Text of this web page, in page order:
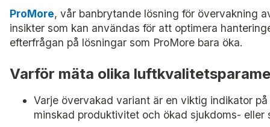
ProMore, vår banbrytande lösning för övervakning
insikter som kan användas för att optimera
efterfrågan på lösningar som ProMore bara öka.
Varför mäta olika
Varje övervakad variant är en viktig indikator
minskad produktivitet och ökad sjukdoms- eller